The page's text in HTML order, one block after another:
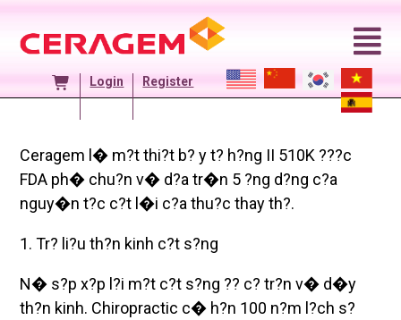
content
Login Register
Ceragem l� m?t thi?t b? y t? h?ng II 510K ???c
FDA ph� chu?n v� d?a tr�n 5 ?ng d?ng c?a
nguy�n t?c c?t l�i c?a thu?c thay th?.
1. Tr? li?u th?n kinh c?t s?ng
N� s?p x?p l?i m?t c?t s?ng ?? c? tr?n v� d�y
th?n kinh. Chiropractic c� h?n 100 n?m l?ch s?